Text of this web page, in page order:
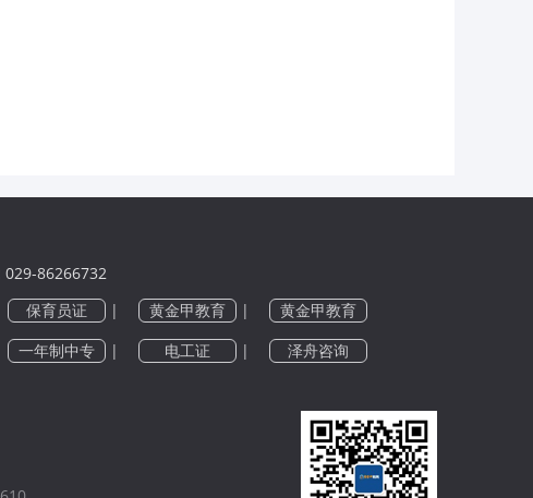
029-86266732
保育员证 | 黄金甲教育 |
黄金甲教育
一年制中专 | 电工证 | 泽舟咨询